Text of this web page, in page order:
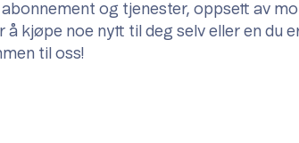
og tjenester, oppsett av
å kjøpe noe nytt til deg selv eller en du
til oss!